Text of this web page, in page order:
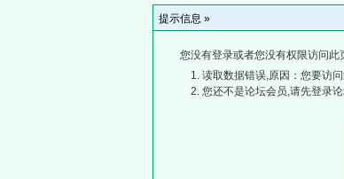
提示信息 »
您没有登录或者您没有权限访问
读取数据错误,原因：您要访
您还不是论坛会员,请先登录